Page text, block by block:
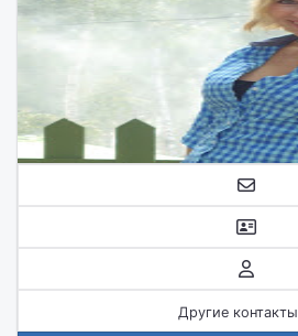
Другие контакты